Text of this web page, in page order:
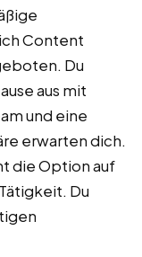
Content
Du
aus mit
und eine
erwarten dich.
die Option auf
Du